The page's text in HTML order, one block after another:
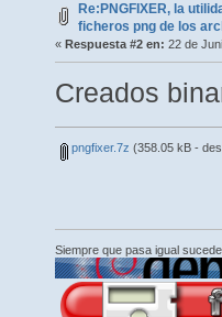
Re:PNGFIXER, la
ficheros png de los
« Respuesta #2 en: 22 de
Creados
pngfixer.7z (358.05 kB -
Siempre que pasa igual